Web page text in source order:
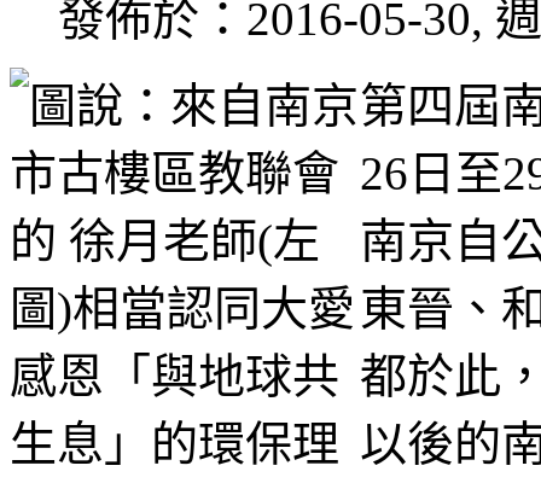
發佈於：2016-05-30,
第四屆
26日至
南京自
東晉、
都於此
以後的